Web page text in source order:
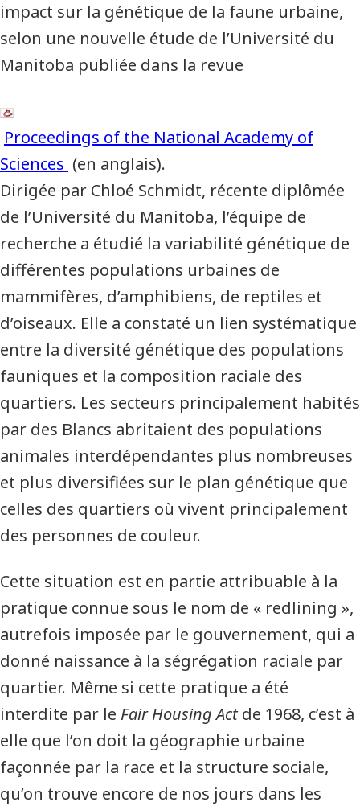
impact sur la génétique de la faune urbaine,
selon une nouvelle étude de l’Université du
Manitoba publiée dans la revue
Proceedings of the National Academy of
Sciences (en anglais).
Dirigée par Chloé Schmidt, récente diplômée
de l’Université du Manitoba, l’équipe de
recherche a étudié la variabilité génétique de
différentes populations urbaines de
mammifères, d’amphibiens, de reptiles et
d’oiseaux. Elle a constaté un lien systématique
entre la diversité génétique des populations
fauniques et la composition raciale des
quartiers. Les secteurs principalement habités
par des Blancs abritaient des populations
animales interdépendantes plus nombreuses
et plus diversifiées sur le plan génétique que
celles des quartiers où vivent principalement
des personnes de couleur.
Cette situation est en partie attribuable à la
pratique connue sous le nom de « redlining »,
autrefois imposée par le gouvernement, qui a
donné naissance à la ségrégation raciale par
quartier. Même si cette pratique a été
interdite par le Fair Housing Actde 1968, c’est à
elle que l’on doit la géographie urbaine
façonnée par la race et la structure sociale,
qu’on trouve encore de nos jours dans les